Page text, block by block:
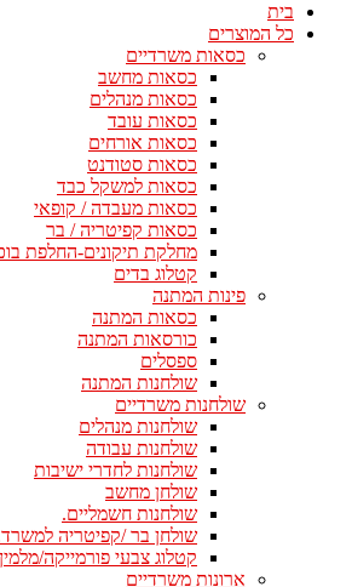
בית
כל המוצרים
כסאות משרדיים
כסאות מחשב
כסאות מנהלים
כסאות עובד
כסאות אורחים
כסאות סטודנט
כסאות למשקל כבד
כסאות מעבדה / קופאי
כסאות קפיטריה / בר
מחלקת תיקונים-החלפת
קטלוג בדים
פינות המתנה
כסאות המתנה
כורסאות המתנה
ספסלים
שולחנות המתנה
שולחנות משרדיים
שולחנות מנהלים
שולחנות עבודה
שולחנות לחדרי ישיבות
שולחן מחשב
שולחנות חשמליים.
שולחן בר /קפיטריה
קטלוג צבעי פורמייקה/
ארונות משרדיים